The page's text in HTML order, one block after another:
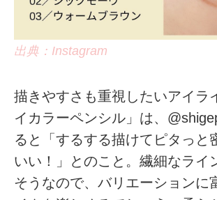
出典：Instagram
描きやすさも重視したいアイラ
イカラーペンシル」は、
ると「するする描けてピタっと
いい！」とのこと。繊細なライ
そうなので、バリエーションに